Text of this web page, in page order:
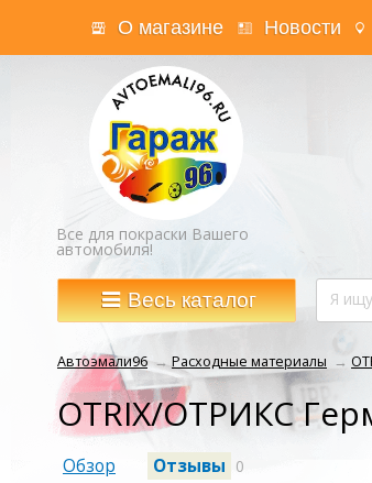
О магазине Новости
Все для покраски Вашего
автомобиля!
Весь каталог
Автоэмали96 →Расходные материалы →
OTRIX/ОТРИКС
Обзор Отзывы 0